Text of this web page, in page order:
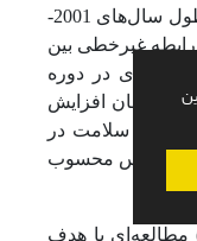
در طول سال‌های 2001-
رابطه غیرخطی بین
درآمدی در دوره
زمان افزایش
سلامت در
لوکس محسوب
مطالعه‌ای با هدف